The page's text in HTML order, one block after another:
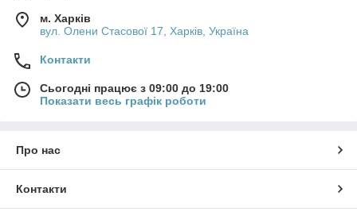
м. Харків
вул. Олени Стасової 17, Харків, Україна
Контакти
Сьогодні працює з 09:00 до 19:00
Показати весь графік роботи
Про нас
Контакти